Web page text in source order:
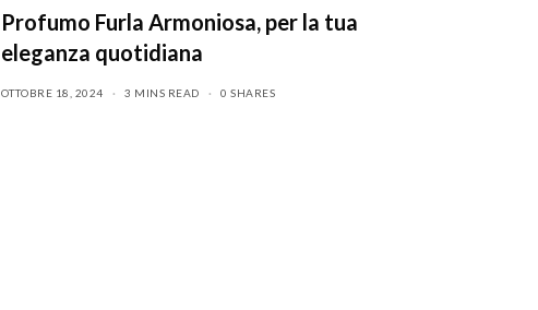
Profumo Furla Armoniosa, per la tua
eleganza quotidiana
OTTOBRE 18, 2024 3 MINS READ 0 SHARES